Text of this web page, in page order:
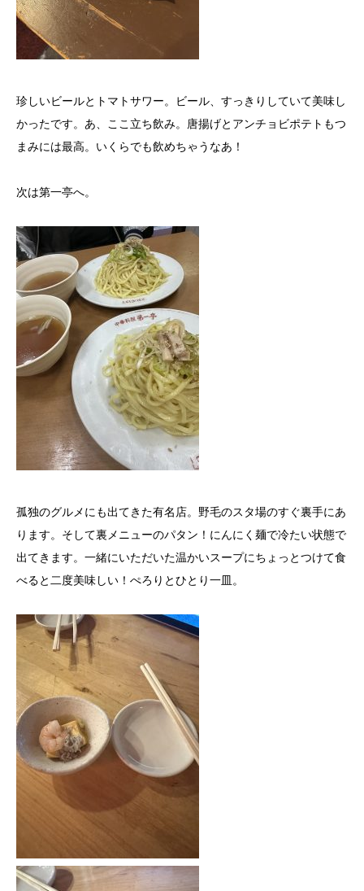
珍しいビールとトマトサワー。ビール、すっきりしていて美味し
かったです。あ、ここ立ち飲み。唐揚げとアンチョビポテトもつ
まみには最高。いくらでも飲めちゃうなあ！
次は第一亭へ。
孤独のグルメにも出てきた有名店。野毛のスタ場のすぐ裏手にあ
ります。そして裏メニューのパタン！にんにく麺で冷たい状態で
出てきます。一緒にいただいた温かいスープにちょっとつけて食
べると二度美味しい！ぺろりとひとり一皿。